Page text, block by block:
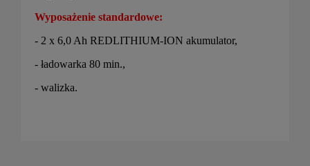
Wyposażenie standardowe:
- 2 x 6,0 Ah REDLITHIUM-ION akumulator,
- ładowarka 80 min.,
- walizka.